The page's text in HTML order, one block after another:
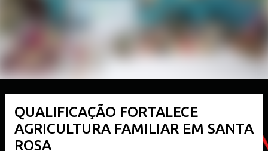
QUALIFICAÇÃO FORTALECE
AGRICULTURA FAMILIAR EM SANTA
ROSA